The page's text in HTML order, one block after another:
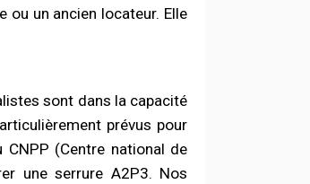
ou un ancien locateur. Elle
sont dans la capacité
prévus pour
(Centre national de
une serrure A2P3. Nos